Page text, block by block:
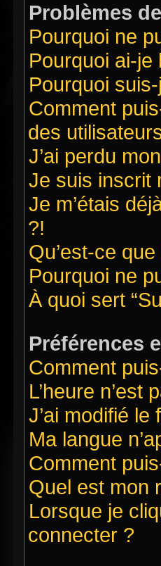
Problèmes
Pourquoi ne
Pourquoi ai-je
Pourquoi
Comment
des
J’ai perdu
Je suis inscrit
Je m’étais
?!
Qu’est-ce
Pourquoi ne
À quoi sert
Préférences
Comment
L’heure n’est
J’ai modifié le
Ma langue
Comment
Quel est mon
Lorsque je
connecter ?